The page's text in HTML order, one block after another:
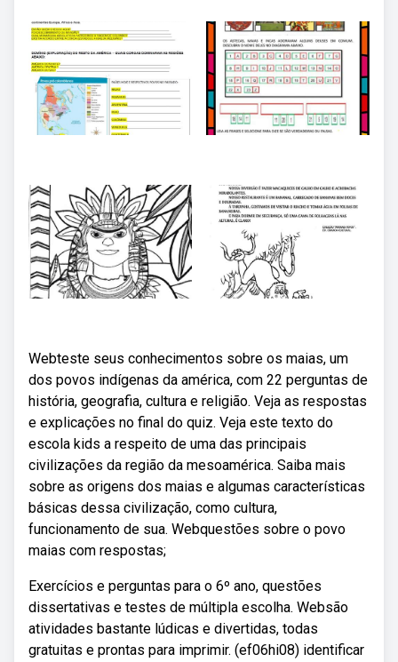
Webteste seus conhecimentos sobre os maias, um
dos povos indígenas da américa, com 22 perguntas de
história, geografia, cultura e religião. Veja as respostas
e explicações no final do quiz. Veja este texto do
escola kids a respeito de uma das principais
civilizações da região da mesoamérica. Saiba mais
sobre as origens dos maias e algumas características
básicas dessa civilização, como cultura,
funcionamento de sua. Webquestões sobre o povo
maias com respostas;
Exercícios e perguntas para o 6º ano, questões
dissertativas e testes de múltipla escolha. Websão
atividades bastante lúdicas e divertidas, todas
gratuitas e prontas para imprimir. (ef06hi08) identificar